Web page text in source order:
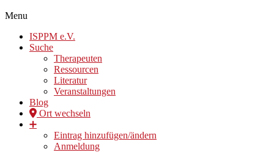
Menu
ISPPM e.V.
Suche
Therapeuten
Ressourcen
Literatur
Veranstaltungen
Blog
Ort wechseln
➕
Eintrag hinzufügen/ändern
Anmeldung